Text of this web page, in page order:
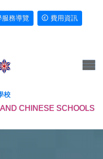
服務導覽 費用資訊
校
CHINESE SCHOOLS